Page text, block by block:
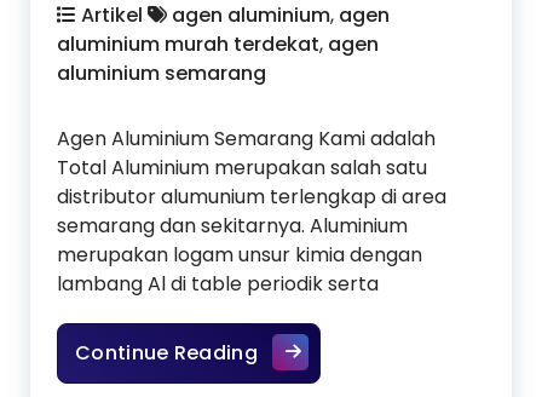
Artikel agen aluminium, agen
aluminium murah terdekat, agen
aluminium semarang
Agen Aluminium Semarang Kami adalah
Total Aluminium merupakan salah satu
distributor alumunium terlengkap di area
semarang dan sekitarnya. Aluminium
merupakan logam unsur kimia dengan
lambang Al di table periodik serta
Continue ReadingAgen Aluminium Semarang